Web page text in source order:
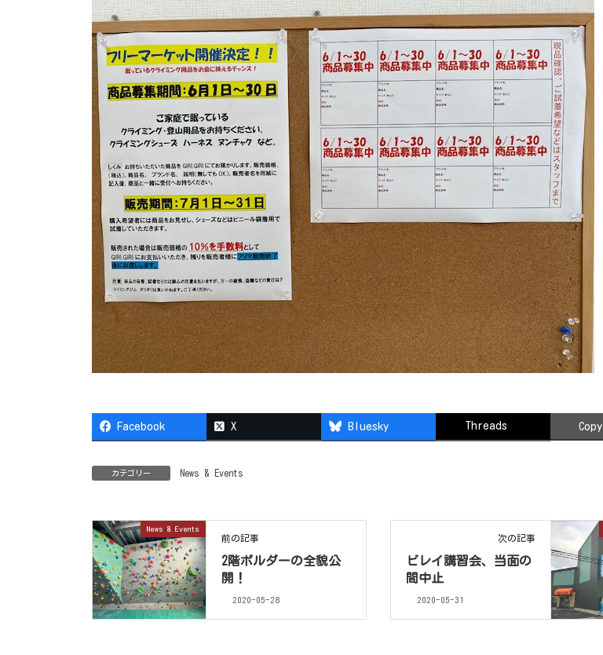
Facebook X Bluesky Threads Copy
カテゴリー News & Events
News & Events
前の記事
2階ボルダーの全貌公
開！
2020-05-28
次の記事
ビレイ講習会、当面の
間中止
2020-05-31